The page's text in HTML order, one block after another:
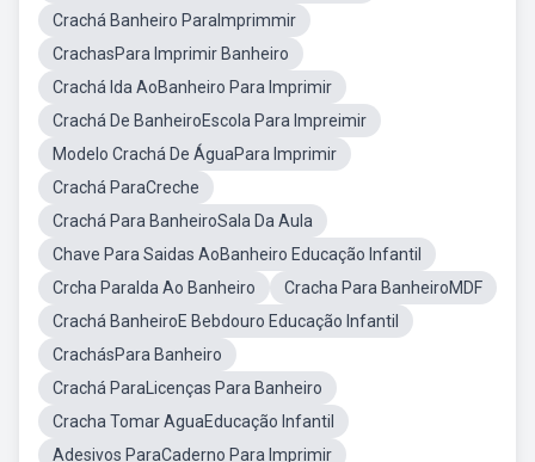
Crachá Banheiro ParaImprimmir
CrachasPara Imprimir Banheiro
Crachá Ida AoBanheiro Para Imprimir
Crachá De BanheiroEscola Para Impreimir
Modelo Crachá De ÁguaPara Imprimir
Crachá ParaCreche
Crachá Para BanheiroSala Da Aula
Chave Para Saidas AoBanheiro Educação Infantil
Crcha ParaIda Ao Banheiro
Cracha Para BanheiroMDF
Crachá BanheiroE Bebdouro Educação Infantil
CrachásPara Banheiro
Crachá ParaLicenças Para Banheiro
Cracha Tomar AguaEducação Infantil
Adesivos ParaCaderno Para Imprimir